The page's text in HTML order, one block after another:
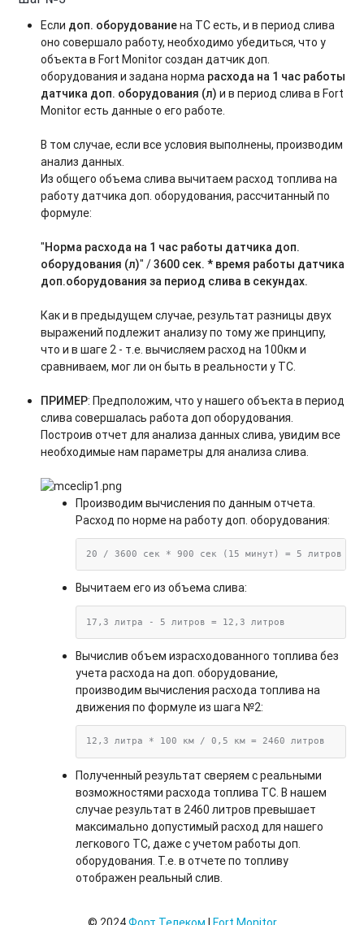
Если доп. оборудованиена ТС есть, и в период слива
оно совершало работу, необходимо убедиться, что у
объекта в Fort Monitor создан датчик доп.
оборудования и задана норма расхода на 1 час работы
датчика доп. оборудования (л)и в период слива в Fort
Monitor есть данные о его работе.
В том случае, если все условия выполнены, производим
анализ данных.
Из общего объема слива вычитаем расход топлива на
работу датчика доп. оборудования, рассчитанный по
формуле:
"Норма расхода на 1 час работы датчика доп.
оборудования (л)" /3600 сек. * время работы датчика
доп.оборудования за период слива в секундах.
Как и в предыдущем случае, результат разницы двух
выражений подлежит анализу по тому же принципу,
что и в шаге 2 - т.е. вычисляем расход на 100км и
сравниваем, мог ли он быть в реальности у ТС.
ПРИМЕР: Предположим, что у нашего объекта в период
слива совершалась работа доп оборудования.
Построив отчет для анализа данных слива, увидим все
необходимые нам параметры для анализа слива.
Производим вычисления по данным отчета.
Расход по норме на работу доп. оборудования:
20 / 3600 сек * 900 сек (15 минут) = 5 литров
Вычитаем его из объема слива:
17,3 литра - 5 литров = 12,3 литров
Вычислив объем израсходованного топлива без
учета расхода на доп. оборудование,
производим вычисления расхода топлива на
движения по формуле из шага №2:
12,3 литра * 100 км / 0,5 км = 2460 литров
Полученный результат сверяем с реальными
возможностями расхода топлива ТС. В нашем
случае результат в 2460 литров превышает
максимально допустимый расход для нашего
легкового ТС, даже с учетом работы доп.
оборудования. Т.е. в отчете по топливу
отображен реальный слив.